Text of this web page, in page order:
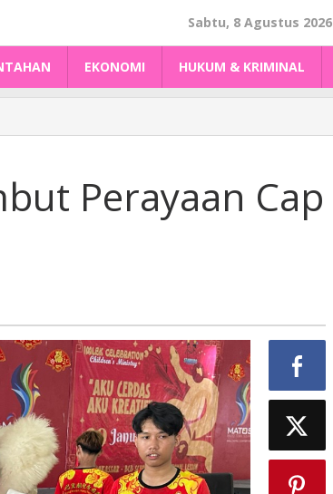
Sabtu, 8 Agustus 2026
EKONOMI HUKUM & KRIMINAL
Perayaan Cap